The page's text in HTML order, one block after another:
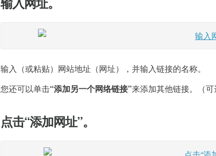
输入（或粘贴）网站地址（网址），并输入链接的名称。
您还可以单击“添加另一个网络链接”来添加其他链接。（
点击“添加网址”。